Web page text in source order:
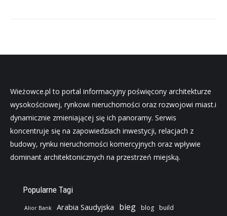
Wieżowce.pl to portal informacyjny poświęcony architekturze
wysokościowej, rynkowi nieruchomości oraz rozwojowi miast.i
dynamicznie zmieniającej się ich panoramy. Serwis
koncentruje się na zapowiedziach inwestycji, relacjach z
budowy, rynku nieruchomości komercyjnych oraz wpływie
dominant architektonicznych na przestrzeń miejską.
Popularne Tagi
Alior Bank Arabia Saudyjska bieg blog build